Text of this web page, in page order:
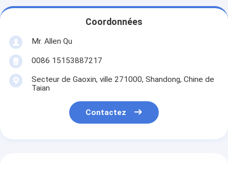
Coordonnées
Mr. Allen Qu
0086 15153887217
Secteur de Gaoxin, ville 271000, Shandong, Chine de
Taian
Contactez